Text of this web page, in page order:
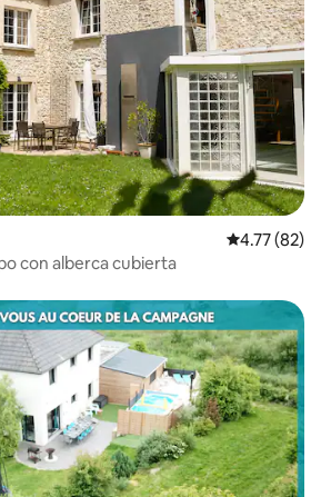
Calificación
4.77 (82)
con alberca cubierta